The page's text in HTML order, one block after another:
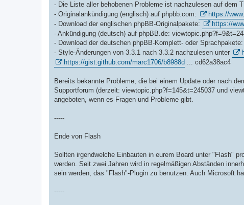
- Die Liste aller behobenen Probleme ist nachzulesen auf dem
- Originalankündigung (englisch) auf phpbb.com:
https://
- Download der englischen phpBB-Originalpakete:
https://
- Ankündigung (deutsch) auf phpBB.de:
- Download der deutschen phpBB-Komplett- oder Sprachpakete:
- Style-Änderungen von 3.3.1 nach 3.3.2 nachzulesen unter
https://gist.github.com/marc1706/b8988d ... cd62a38ac4
Bereits bekannte Probleme, die bei einem Update oder nach
Supportforum (derzeit: viewtopic.php?f=145&t=245037 und
angeboten, wenn es Fragen und Probleme gibt.
-----
Ende von Flash
Sollten irgendwelche Einbauten in eurem Board unter "Flash"
werden. Seit zwei Jahren wird in regelmäßigen Abständen
sein werden, das "Flash"-Plugin zu benutzen. Auch Microsoft
-----